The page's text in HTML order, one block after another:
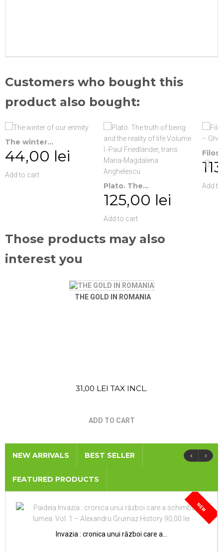
Customers who bought this
product also bought:
The winter...
44,00 lei
Add to cart
Plato. The...
125,00 lei
Add to cart
Add
Those products may also
interest you
THE GOLD IN ROMANIA
31,00 LEI TAX INCL.
ADD TO CART
NEW ARRIVALS BEST SELLER
FEATURED PRODUCTS
‹ ›
NEW
Invazia : cronica unui război care a...